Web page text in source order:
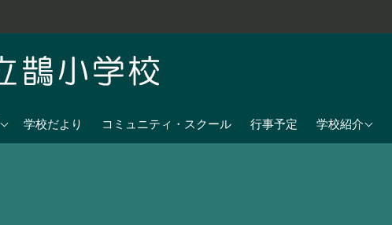
学校だより コミュニティ・スクール 行事予定 学校紹介
学校教育目標